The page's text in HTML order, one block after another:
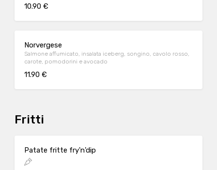
10.90 €
Norvergese
Salmone affumicato, insalata iceberg, songino, cavolo rosso,
carote, pomodorini e avocado
11.90 €
Fritti
Patate fritte fry'n'dip